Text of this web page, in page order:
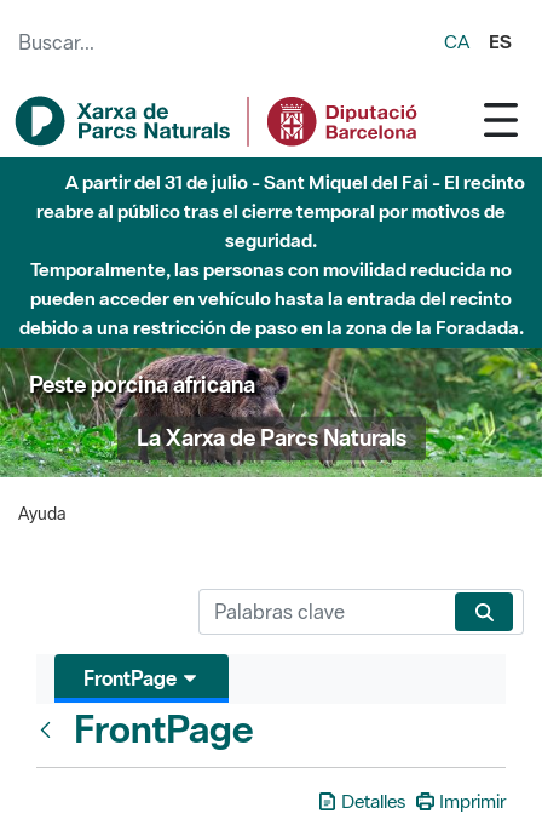
CA ES
A partir del 31 de julio - Sant Miquel del Fai - El recinto
reabre al público tras el cierre temporal por motivos de
seguridad.
Temporalmente, las personas con movilidad reducida no
pueden acceder en vehículo hasta la entrada del recinto
debido a una restricción de paso en la zona de la Foradada.
Peste porcina africana
La Xarxa de Parcs Naturals
Ayuda
FrontPage
FrontPage
Detalles Imprimir